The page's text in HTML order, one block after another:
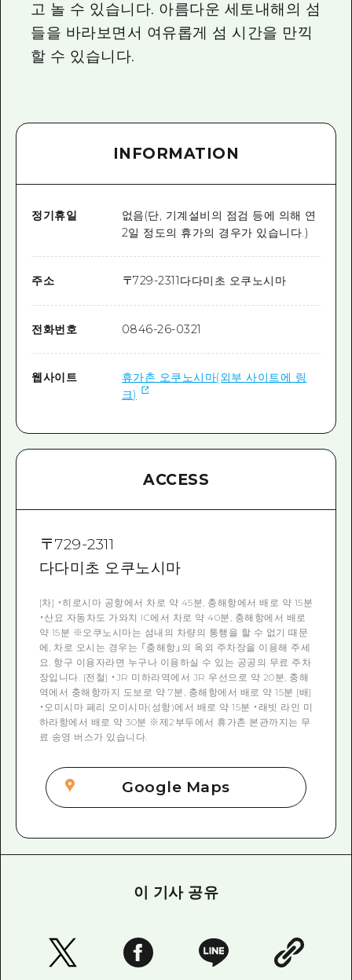
고 놀 수 있습니다. 아름다운 세토내해의 섬
들을 바라보면서 여유롭게 섬 시간을 만끽
할 수 있습니다.
INFORMATION
정기휴일
없음(단, 기계설비의 점검 등에 의해 연
2일 정도의 휴가의 경우가 있습니다.)
주소 〒729-2311다다미초 오쿠노시마
전화번호 0846-26-0321
웹사이트
휴가촌 오쿠노시마(외부 사이트에 링
크)
ACCESS
〒729-2311
다다미초 오쿠노시마
[차] ・히로시마 공항에서 차로 약 45분, 충해항에서 배로 약 15분
・산요 자동차도 가와치 IC에서 차로 약 40분, 충해항에서 배로
약 15분 ※오쿠노시마는 섬내의 차량의 통행을 할 수 없기 때문
에, 차로 오시는 경우는 「충해항」의 옥외 주차장을 이용해 주세
요. 항구 이용자라면 누구나 이용하실 수 있는 공공의 무료 주차
장입니다. [전철] ・JR 미하라역에서 JR 우선으로 약 20분, 충해
역에서 충해항까지 도보로 약 7분, 충해항에서 배로 약 15분 [배]
・오미시마 페리 오미시마(성항)에서 배로 약 15분 ・래빗 라인 미
하라항에서 배로 약 30분 ※제2부두에서 휴가촌 본관까지는 무
료 송영 버스가 있습니다.
Google Maps
이 기사 공유